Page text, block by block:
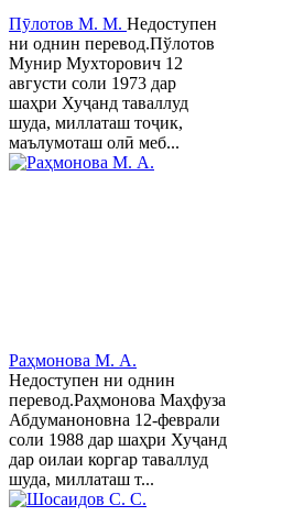
Пӯлотов М. М. Недоступен
ни однин перевод.Пўлотов
Мунир Мухторович 12
августи соли 1973 дар
шаҳри Хуҷанд таваллуд
шуда, миллаташ тоҷик,
маълумоташ олӣ меб...
Раҳмонова М. А.
Недоступен ни однин
перевод.Раҳмонова Маҳфуза
Абдуманоновна 12-феврали
соли 1988 дар шаҳри Хуҷанд
дар оилаи коргар таваллуд
шуда, миллаташ т...